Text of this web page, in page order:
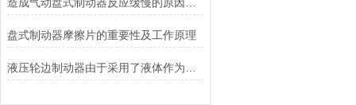
盘式制动器摩擦片的重要性及工作原理